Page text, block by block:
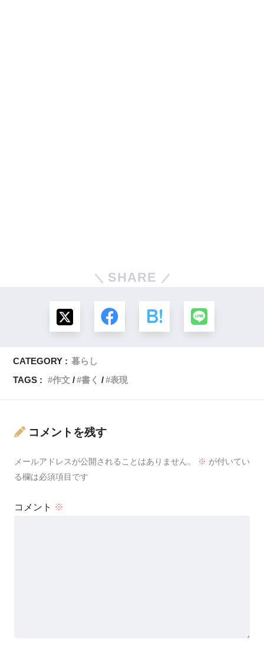
SHARE
CATEGORY : 暮らし
TAGS :
作文 書く 表現
コメントを残す
メールアドレスが公開されることはありません。 ※ が付いてい
る欄は必須項目です
コメント ※